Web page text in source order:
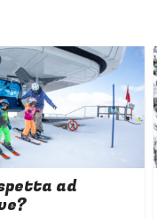
ad